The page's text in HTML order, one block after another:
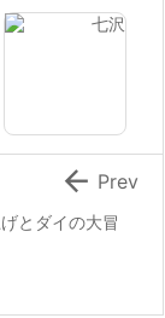
とダイの大冒
 Prev